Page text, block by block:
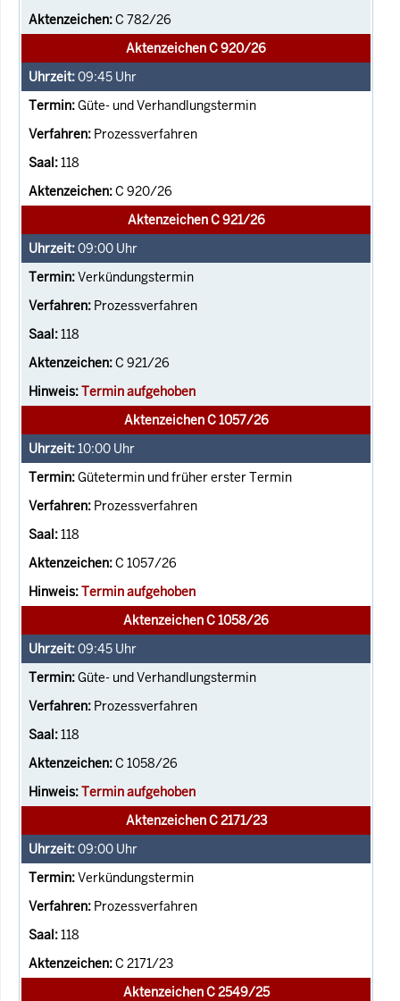
C 782/26
Aktenzeichen C 920/26
09:45 Uhr
Güte- und Verhandlungstermin
Prozessverfahren
118
C 920/26
Aktenzeichen C 921/26
09:00 Uhr
Verkündungstermin
Prozessverfahren
118
C 921/26
Termin aufgehoben
Aktenzeichen C 1057/26
10:00 Uhr
Gütetermin und früher erster Termin
Prozessverfahren
118
C 1057/26
Termin aufgehoben
Aktenzeichen C 1058/26
09:45 Uhr
Güte- und Verhandlungstermin
Prozessverfahren
118
C 1058/26
Termin aufgehoben
Aktenzeichen C 2171/23
09:00 Uhr
Verkündungstermin
Prozessverfahren
118
C 2171/23
Aktenzeichen C 2549/25